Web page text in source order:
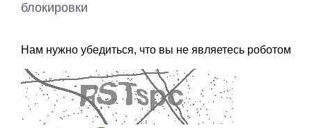
блокировки
Нам нужно убедиться, что вы не являетесь роботом